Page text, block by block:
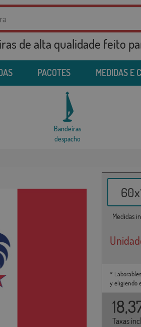
de alta qualidade feito
PACOTES MEDIDAS E
Bandeiras
despacho
Medidas
*
y eligiendo
Taxas